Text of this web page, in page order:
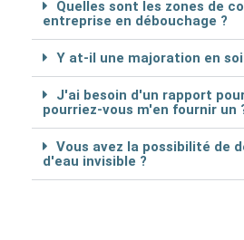
Quelles sont les zones de
entreprise en débouchage ?
Y at-il une majoration en
J'ai besoin d'un rapport
pourriez-vous m'en fournir un
Vous avez la possibilité de
d'eau invisible ?